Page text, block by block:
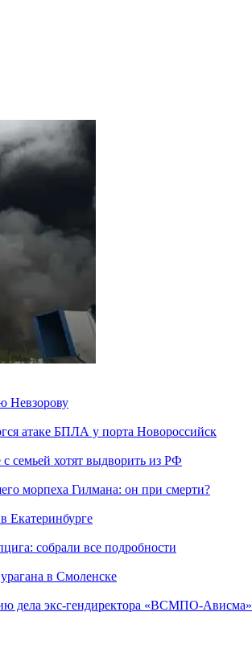
Невзорову
атаке БПЛА у порта Новороссийск
семьей хотят выдворить из РФ
морпеха Гилмана: он при смерти?
Екатеринбурге
собрали все подробности
в Смоленске
дела экс-гендиректора «ВСМПО-Ависма»